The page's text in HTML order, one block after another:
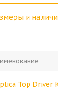
и
Top Driver